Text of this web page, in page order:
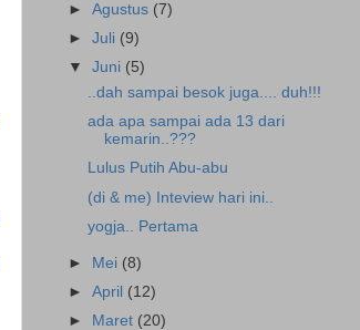
►Agustus (7)
►Juli (9)
▼Juni (5)
..dah sampai besok juga.... duh!!!
ada apa sampai ada 13 dari
kemarin..???
Lulus Putih Abu-abu
(di & me) Inteview hari ini..
yogja.. Pertama
► Mei (8)
►April (12)
►
Maret (20)